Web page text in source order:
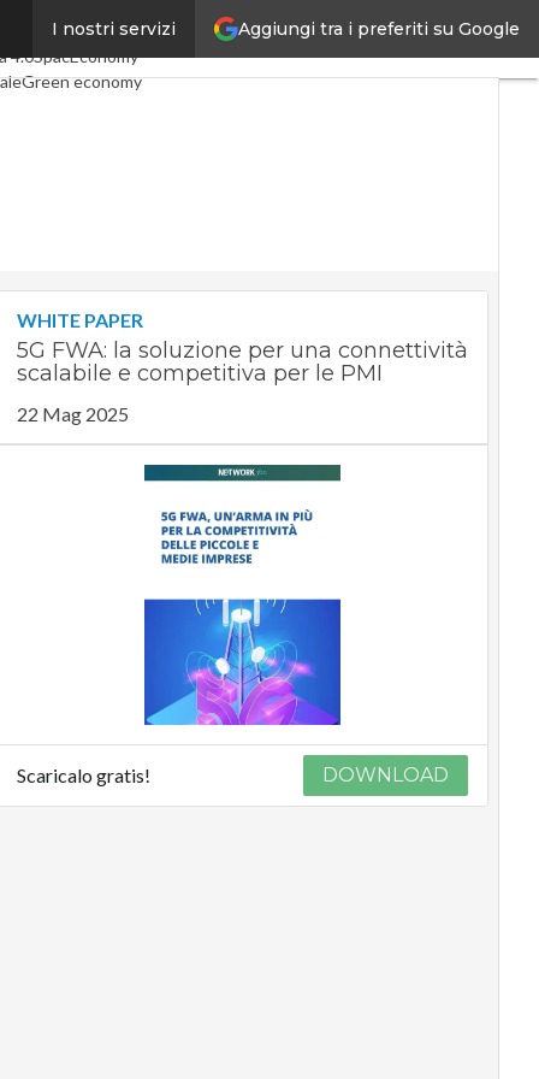
Aggiungi tra i preferiti su Google
I nostri servizi
Digital EconomyTelco
4.0SpacEconomy
Green economy
WHITE PAPER
5G FWA: la soluzione per una connettività
scalabile e competitiva per le PMI
22 Mag 2025
Scaricalo gratis! DOWNLOAD